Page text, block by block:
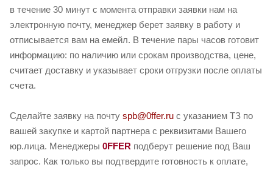
в течение 30 минут с момента отправки заявки нам на
электронную почту, менеджер берет заявку в работу и
отписывается вам на емейл. В течение пары часов готовит
информацию: по наличию или срокам производства, цене,
считает доставку и указывает сроки отгрузки после оплаты
счета.
Сделайте заявку на почту spb@0ffer.ru с указанием ТЗ по
вашей закупке и картой партнера с реквизитами Вашего
юр.лица. Менеджеры 0FFER подберут решение под Ваш
запрос. Как только вы подтвердите готовность к оплате,